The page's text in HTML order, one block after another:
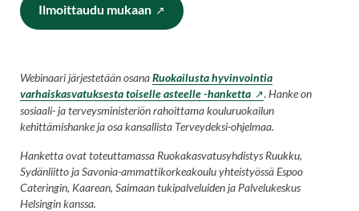
Ilmoittaudu mukaan(
r
a
i
l
u
l
k
Webinaari järjestetään osanaRuokailusta hyvinvointia
varhaiskasvatuksesta toiselle asteelle -hanketta
.Hanke on
sosiaali- ja terveysministeriön rahoittama kouluruokailun
kehittämishanke ja osa kansallista Terveydeksi-ohjelmaa.
Hanketta ovat toteuttamassa Ruokakasvatusyhdistys Ruukku,
Sydänliitto ja Savonia-ammattikorkeakoulu yhteistyössä Espoo
Cateringin, Kaarean, Saimaan tukipalveluiden ja Palvelukeskus
Helsingin kanssa.